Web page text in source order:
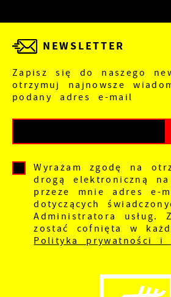
NEWSLETTER
Zapisz się do naszego
otrzymuj najnowsze
podany adres e-mail
Wyrażam zgodę na
drogą elektroniczną na
przeze mnie adres e-
dotyczących
Administratora usług.
zostać cofnięta w
Polityka prywatności i